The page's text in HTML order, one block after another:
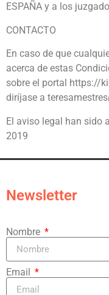
ESPAÑA y a los
CONTACTO
En caso de que
acerca de estas
sobre el portal https://
diríjase a
El aviso legal han sido
2019
Newsletter
Nombre
Email